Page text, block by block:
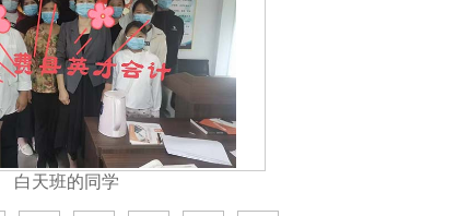
白天班的同学